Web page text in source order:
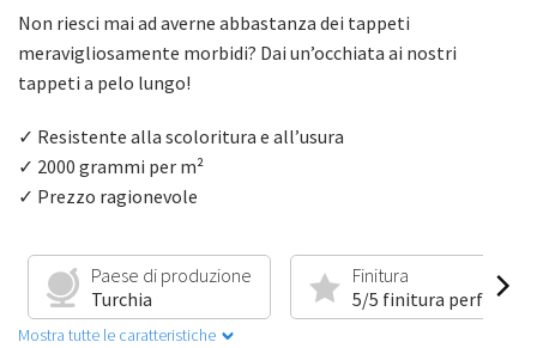
Non riesci mai ad averne abbastanza dei tappeti
meravigliosamente morbidi? Dai un’occhiata ai nostri
tappeti a pelo lungo!
✓ Resistente alla scoloritura e all’usura
✓ 2000 grammi per m²
✓ Prezzo ragionevole
Paese di produzione
Turchia
Finitura
5/5 finitura perfetta
Mostra tutte le caratteristiche